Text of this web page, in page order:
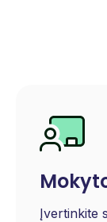
Įvertinkite